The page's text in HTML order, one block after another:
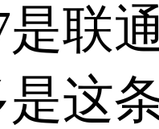
是联
这